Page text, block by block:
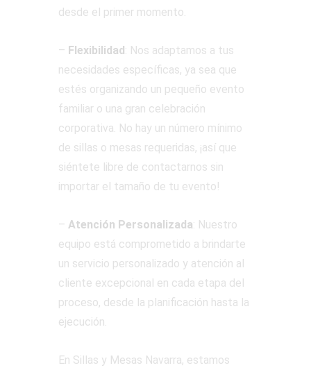
desde el primer momento.
– Flexibilidad: Nos adaptamos a tus
necesidades específicas, ya sea que
estés organizando un pequeño evento
familiar o una gran celebración
corporativa. No hay un número mínimo
de sillas o mesas requeridas, ¡así que
siéntete libre de contactarnos sin
importar el tamaño de tu evento!
– Atención Personalizada: Nuestro
equipo está comprometido a brindarte
un servicio personalizado y atención al
cliente excepcional en cada etapa del
proceso, desde la planificación hasta la
ejecución.
En Sillas y Mesas Navarra, estamos